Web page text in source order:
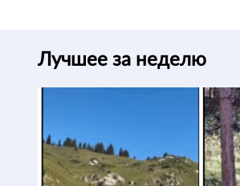
Лучшее за неделю